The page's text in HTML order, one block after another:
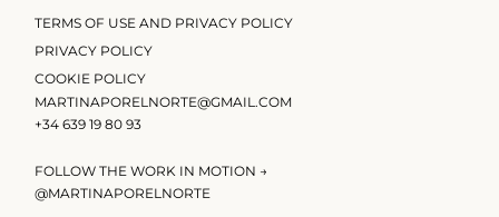
TERMS OF USE AND PRIVACY POLICY
PRIVACY POLICY
COOKIE POLICY
MARTINAPORELNORTE@GMAIL.COM
+34 639 19 80 93
FOLLOW THE WORK IN MOTION →
@MARTINAPORELNORTE